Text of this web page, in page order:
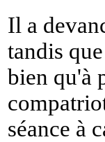
Il a
tandis
bien qu'à
séance à